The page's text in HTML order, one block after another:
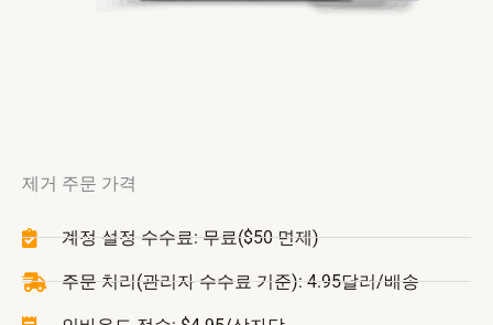
제거 주문 가격
계정 설정 수수료: 무료($50 면제)
주문 처리(관리자 수수료 기준): 4.95달러/배송